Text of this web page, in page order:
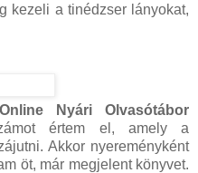
kezeli a tinédzser lányokat,
Online Nyári Olvasótábor
értem el, amely a
Akkor nyereményként
öt, már megjelent könyvet.